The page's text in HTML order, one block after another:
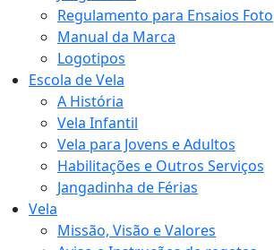
Regulamento para Ensaios
Manual da Marca
Logotipos
Escola de Vela
A História
Vela Infantil
Vela para Jovens e Adultos
Habilitações e Outros Serviços
Jangadinha de Férias
Vela
Missão, Visão e Valores